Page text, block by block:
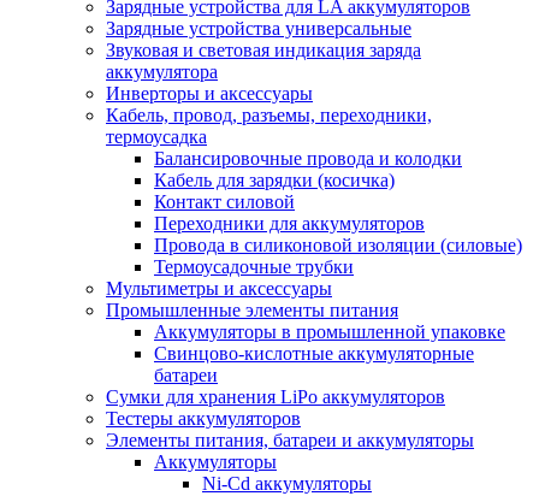
Зарядные устройства для LA аккумуляторов
Зарядные устройства универсальные
Звуковая и световая индикация заряда
аккумулятора
Инверторы и аксессуары
Кабель, провод, разъемы, переходники,
термоусадка
Балансировочные провода и колодки
Кабель для зарядки (косичка)
Контакт силовой
Переходники для аккумуляторов
Провода в силиконовой изоляции (силовые)
Термоусадочные трубки
Мультиметры и аксессуары
Промышленные элементы питания
Аккумуляторы в промышленной упаковке
Свинцово-кислотные аккумуляторные
батареи
Сумки для хранения LiPo аккумуляторов
Тестеры аккумуляторов
Элементы питания, батареи и аккумуляторы
Аккумуляторы
Ni-Cd аккумуляторы